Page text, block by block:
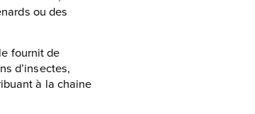
ou des
fournit de
d’insectes,
à la chaine